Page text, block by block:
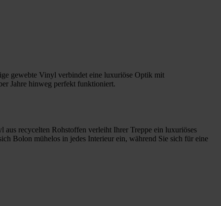
gewebte Vinyl verbindet eine luxuriöse Optik mit
Jahre hinweg perfekt funktioniert.
recycelten Rohstoffen verleiht Ihrer Treppe ein luxuriöses
Bolon mühelos in jedes Interieur ein, während Sie sich für eine